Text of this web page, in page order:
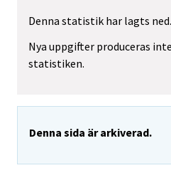
Denna statistik har lagts ned.
Nya uppgifter produceras
statistiken.
Denna sida är arkiverad.